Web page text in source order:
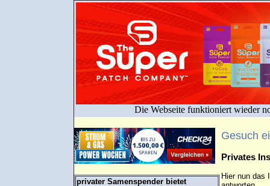
Die Webseite funktioniert wieder
privater Samenspender bietet
Gesuch
Privates
Hier nun das